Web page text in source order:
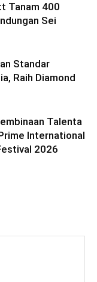
Tanam 400
Sei
Standar
Raih Diamond
Talenta
International
2026